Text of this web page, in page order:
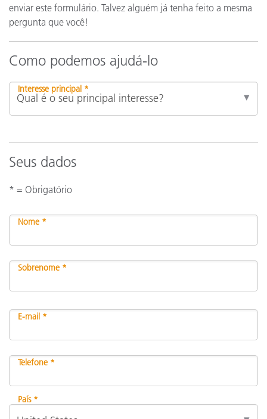
enviar este formulário. Talvez alguém já tenha feito a mesma
pergunta que você!
Como podemos ajudá-lo
Interesse principal *
Seus dados
* = Obrigatório
Nome *
Sobrenome *
E-mail *
Telefone *
País *